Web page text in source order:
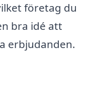
företag du
bra idé att
erbjudanden.